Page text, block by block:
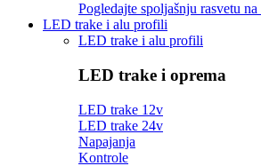
Pogledajte spoljašnju rasvetu
LED trake i alu profili
LED trake i alu profili
LED trake i oprema
LED trake 12v
LED trake 24v
Napajanja
Kontrole